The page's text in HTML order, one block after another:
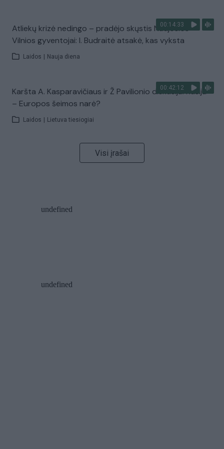
00:14:33
Atliekų krizė nedingo – pradėjo skųstis Naujosios
Vilnios gyventojai: I. Budraitė atsakė, kas vyksta
Laidos Nauja diena
00:42:12
Karšta A. Kasparavičiaus ir Ž Pavilionio diskusija: Rusija
– Europos šeimos narė?
Laidos Lietuva tiesiogiai
Visi įrašai